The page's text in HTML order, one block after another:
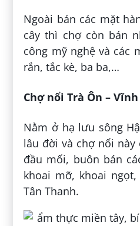
Ngoài bán các mặt
cây thì chợ còn bán
công mỹ nghệ và các
rắn, tắc kè, ba ba,…
Chợ nổi Trà Ôn –
Nằm ở hạ lưu sông
lâu đời và chợ nổi
đầu mối, buôn bán
khoai mỡ, khoai
Tân Thanh.